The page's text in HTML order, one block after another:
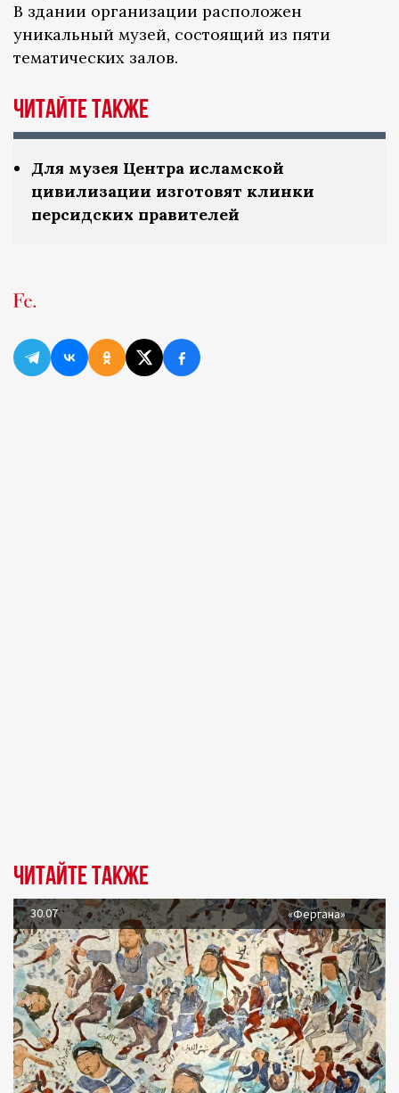
В здании организации расположен
уникальный музей, состоящий из пяти
тематических залов.
Читайте также
Для музея Центра исламской
цивилизации изготовят клинки
персидских правителей
Читайте также
30.07 «Фергана»